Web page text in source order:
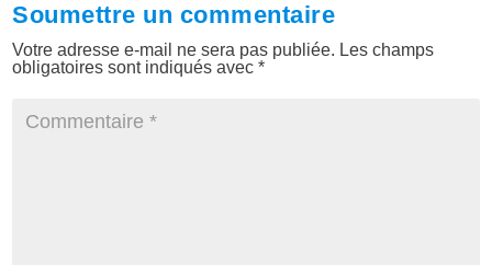
Soumettre un commentaire
Votre adresse e-mail ne sera pas publiée. Les champs
obligatoires sont indiqués avec*